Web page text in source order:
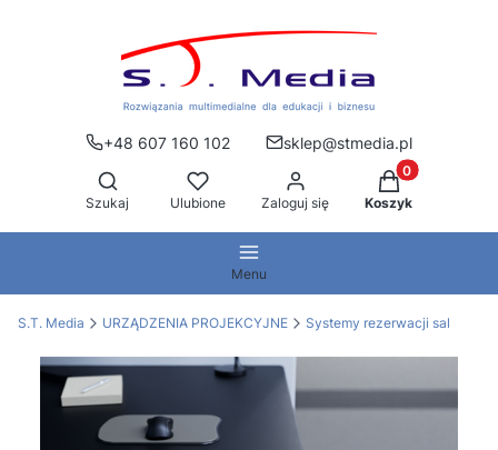
+48 607 160 102
sklep@stmedia.pl
Otwórz wyszukiwarkę
Szukaj Ulubione Zaloguj się
Produkty w
Koszyk
Menu
S.T. Media URZĄDZENIA PROJEKCYJNE Systemy rezerwacji sal